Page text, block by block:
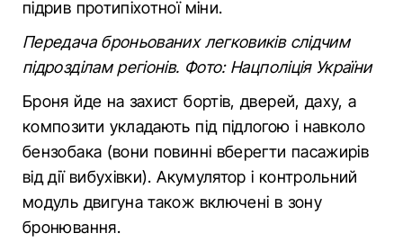
підрив протипіхотної міни.
Передача броньованих легковиків слідчим
підрозділам регіонів. Фото: Нацполіція України
Броня йде на захист бортів, дверей, даху, а
композити укладають під підлогою і навколо
бензобака (вони повинні вберегти пасажирів
від дії вибухівки). Акумулятор і контрольний
модуль двигуна також включені в зону
бронювання.